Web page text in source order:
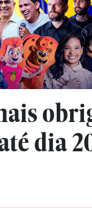
dia